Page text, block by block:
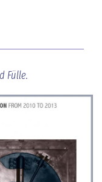
Fülle.